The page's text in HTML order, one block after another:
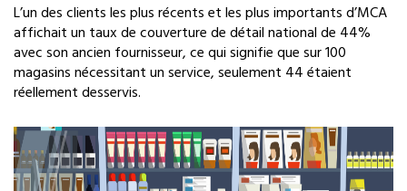
L’un des clients les plus récents et les plus importants d’MCA
affichait un taux de couverture de détail national de 44%
avec son ancien fournisseur, ce qui signifie que sur 100
magasins nécessitant un service, seulement 44 étaient
réellement desservis.